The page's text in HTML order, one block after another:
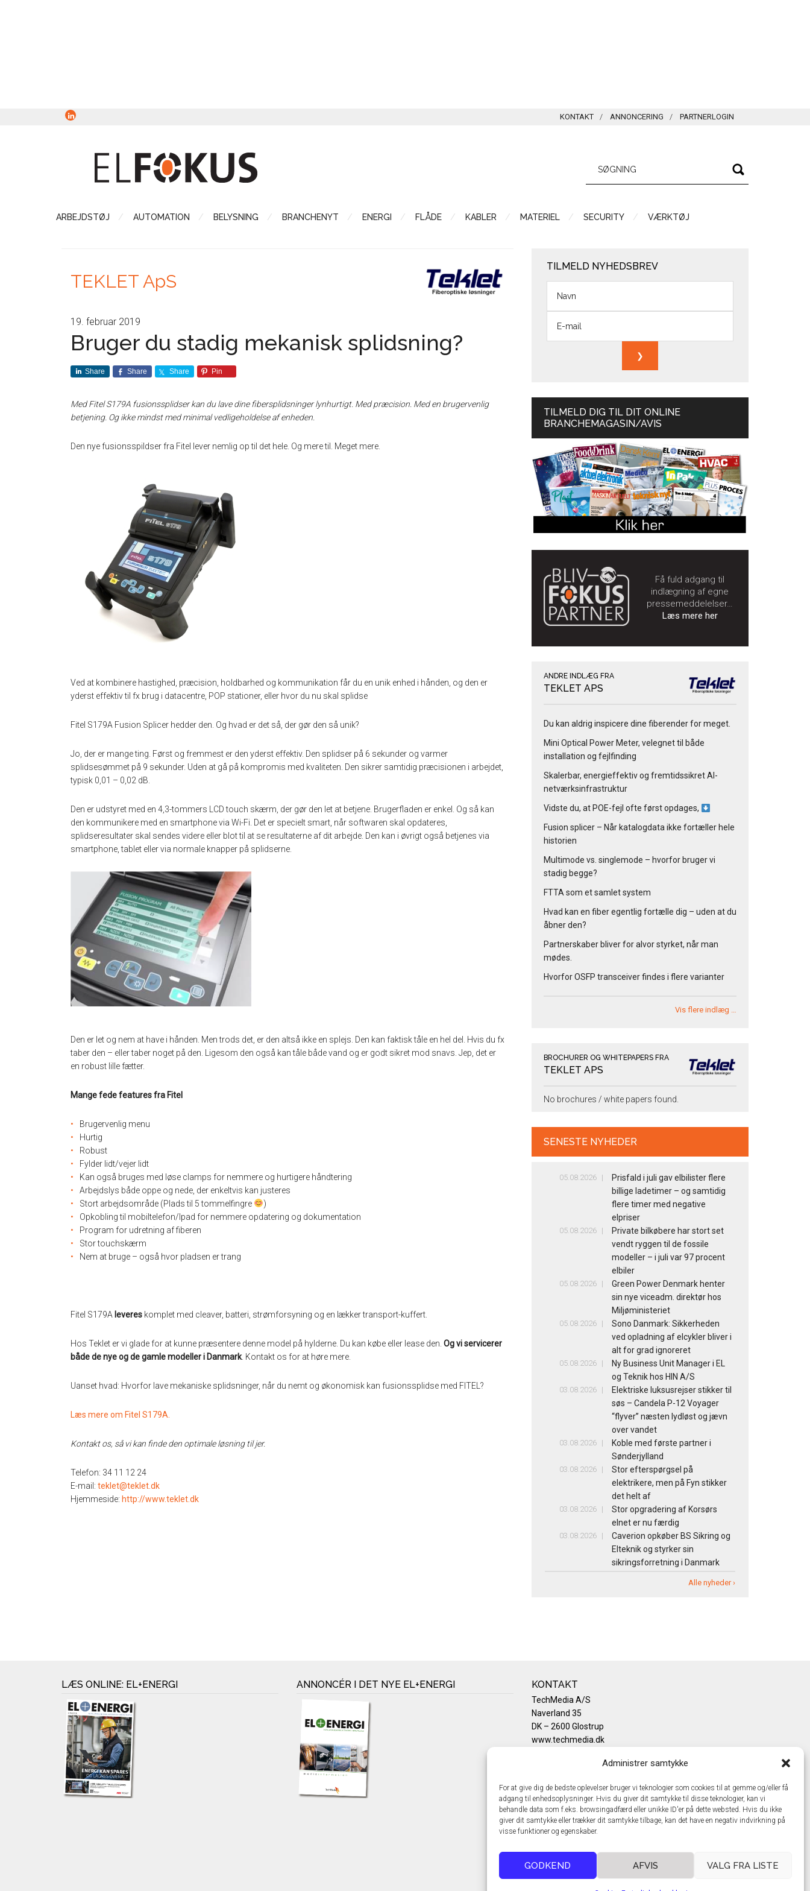
Administrer samtykke
For at give dig de bedste oplevelser bruger vi teknologier som cookies til at gemme og/eller få
adgang til enhedsoplysninger. Hvis du giver dit samtykke til disse teknologier, kan vi
behandle data som f.eks. browsingadfærd eller unikke ID'er på dette websted. Hvis du ikke
giver dit samtykke eller trækker dit samtykke tilbage, kan det have en negativ indvirkning på
visse funktioner og egenskaber.
GODKEND AFVIS VALG FRA LISTE
KONTAKT ANNONCERING PARTNERLOGIN
ARBEJDSTØJ AUTOMATION BELYSNING BRANCHENYT ENERGI FLÅDE KABLER MATERIEL SECURITY VÆRKTØJ
TEKLET ApS
19. februar 2019
Bruger du stadig mekanisk splidsning?
Share Share Share Pin
Med Fitel S179A fusionssplidser kan du lave dine fibersplidsninger lynhurtigt. Med præcision. Med en brugervenlig
betjening. Og ikke mindst med minimal vedligeholdelse af enheden.
Den nye fusionsspildser fra Fitel lever nemlig op til det hele. Og mere til. Meget mere.
Ved at kombinere hastighed, præcision, holdbarhed og kommunikation får du en unik enhed i hånden, og den er
yderst effektiv til fx brug i datacentre, POP stationer, eller hvor du nu skal splidse
Fitel S179A Fusion Splicer hedder den. Og hvad er det så, der gør den så unik?
Jo, der er mange ting. Først og fremmest er den yderst effektiv. Den splidser på 6 sekunder og varmer
splidsesømmet på 9 sekunder. Uden at gå på kompromis med kvaliteten. Den sikrer samtidig præcisionen i arbejdet,
typisk 0,01 – 0,02 dB.
Den er udstyret med en 4,3-tommers LCD touch skærm, der gør den let at betjene. Brugerfladen er enkel. Og så kan
den kommunikere med en smartphone via Wi-Fi. Det er specielt smart, når softwaren skal opdateres,
splidseresultater skal sendes videre eller blot til at se resultaterne af dit arbejde. Den kan i øvrigt også betjenes via
smartphone, tablet eller via normale knapper på splidserne.
Den er let og nem at have i hånden. Men trods det, er den altså ikke en splejs. Den kan faktisk tåle en hel del. Hvis du fx
taber den – eller taber noget på den. Ligesom den også kan tåle både vand og er godt sikret mod snavs. Jep, det er
en robust lille fætter.
Mange fede features fra Fitel
Brugervenlig menu
Hurtig
Robust
Fylder lidt/vejer lidt
Kan også bruges med løse clamps for nemmere og hurtigere håndtering
Arbejdslys både oppe og nede, der enkeltvis kan justeres
Stort arbejdsområde (Plads til 5 tommelfingre
)
Opkobling til mobiltelefon/Ipad for nemmere opdatering og dokumentation
Program for udretning af fiberen
Stor touchskærm
Nem at bruge – også hvor pladsen er trang
Fitel S179A leveres komplet med cleaver, batteri, strømforsyning og en lækker transport-kuffert.
Hos Teklet er vi glade for at kunne præsentere denne model på hylderne. Du kan købe eller lease den. Og vi servicerer
både de nye og de gamle modeller i Danmark. Kontakt os for at høre mere.
Uanset hvad: Hvorfor lave mekaniske splidsninger, når du nemt og økonomisk kan fusionssplidse med FITEL?
Læs mere om Fitel S179A.
Kontakt os, så vi kan finde den optimale løsning til jer.
Telefon: 34 11 12 24
E-mail: teklet@teklet.dk
Hjemmeside: http://www.teklet.dk
TILMELD NYHEDSBREV
TILMELD DIG TIL DIT ONLINE
BRANCHEMAGASIN/AVIS
Få fuld adgang til
indlægning af egne
pressemeddelelser…
Læs mere her
ANDRE INDLÆG FRA
TEKLET APS
Du kan aldrig inspicere dine fiberender for meget.
Mini Optical Power Meter, velegnet til både
installation og fejlfinding
Skalerbar, energieffektiv og fremtidssikret AI-
netværksinfrastruktur
Vidste du, at POE-fejl ofte først opdages,
Fusion splicer – Når katalogdata ikke fortæller hele
historien
Multimode vs. singlemode – hvorfor bruger vi
stadig begge?
FTTA som et samlet system
Hvad kan en fiber egentlig fortælle dig – uden at du
åbner den?
Partnerskaber bliver for alvor styrket, når man
mødes.
Hvorfor OSFP transceiver findes i flere varianter
Vis flere indlæg …
BROCHURER OG WHITEPAPERS FRA
TEKLET APS
No brochures / white papers found.
SENESTE NYHEDER
05.08.2026
Prisfald i juli gav elbilister flere
billige ladetimer – og samtidig
flere timer med negative
elpriser
05.08.2026
Private bilkøbere har stort set
vendt ryggen til de fossile
modeller – i juli var 97 procent
elbiler
05.08.2026
Green Power Denmark henter
sin nye viceadm. direktør hos
Miljøministeriet
05.08.2026
Sono Danmark: Sikkerheden
ved opladning af elcykler bliver i
alt for grad ignoreret
05.08.2026
Ny Business Unit Manager i EL
og Teknik hos HIN A/S
03.08.2026
Elektriske luksusrejser stikker til
søs – Candela P-12 Voyager
“flyver” næsten lydløst og jævn
over vandet
03.08.2026
Koble med første partner i
Sønderjylland
03.08.2026
Stor efterspørgsel på
elektrikere, men på Fyn stikker
det helt af
03.08.2026
Stor opgradering af Korsørs
elnet er nu færdig
03.08.2026
Caverion opkøber BS Sikring og
Elteknik og styrker sin
sikringsforretning i Danmark
Alle nyheder ›
LÆS ONLINE: EL+ENERGI ANNONCÉR I DET NYE EL+ENERGI KONTAKT
TechMedia A/S
Naverland 35
DK – 2600 Glostrup
www.techmedia.dk
info@techmedia.dk
Cookiepolitik